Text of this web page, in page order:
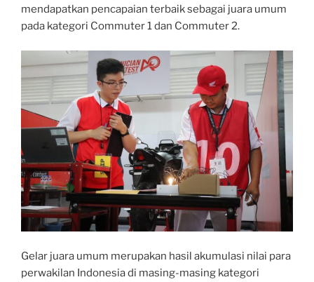
mendapatkan pencapaian terbaik sebagai juara umum
pada kategori Commuter 1 dan Commuter 2.
Gelar juara umum merupakan hasil akumulasi nilai para
perwakilan Indonesia di masing-masing kategori